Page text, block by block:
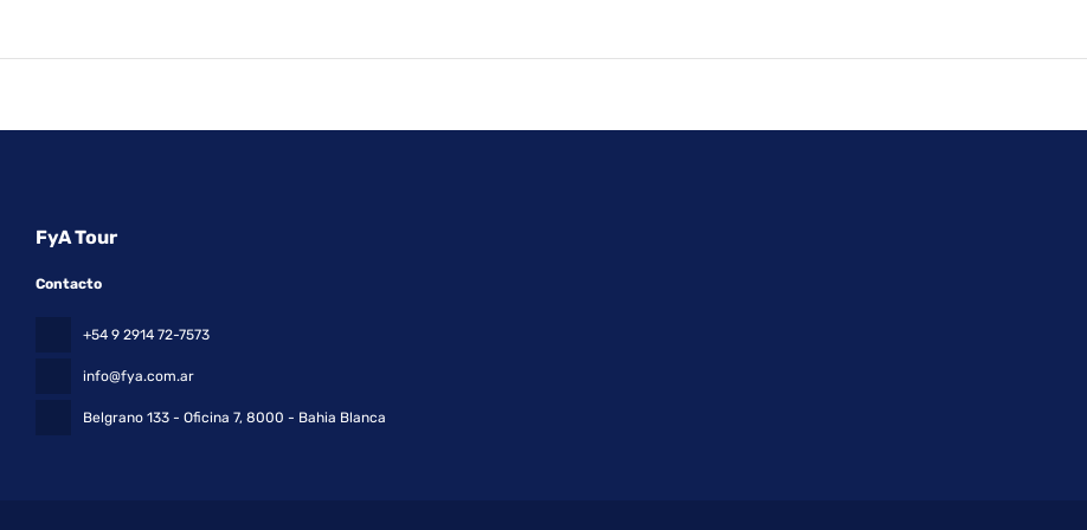
FyA Tour
Contacto
+54 9 2914 72-7573
info@fya.com.ar
Belgrano 133 - Oficina 7, 8000 - Bahia Blanca